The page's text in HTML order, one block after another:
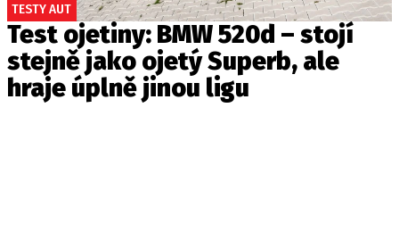
TESTY AUT
Test ojetiny: BMW 520d – stojí
stejně jako ojetý Superb, ale
hraje úplně jinou ligu